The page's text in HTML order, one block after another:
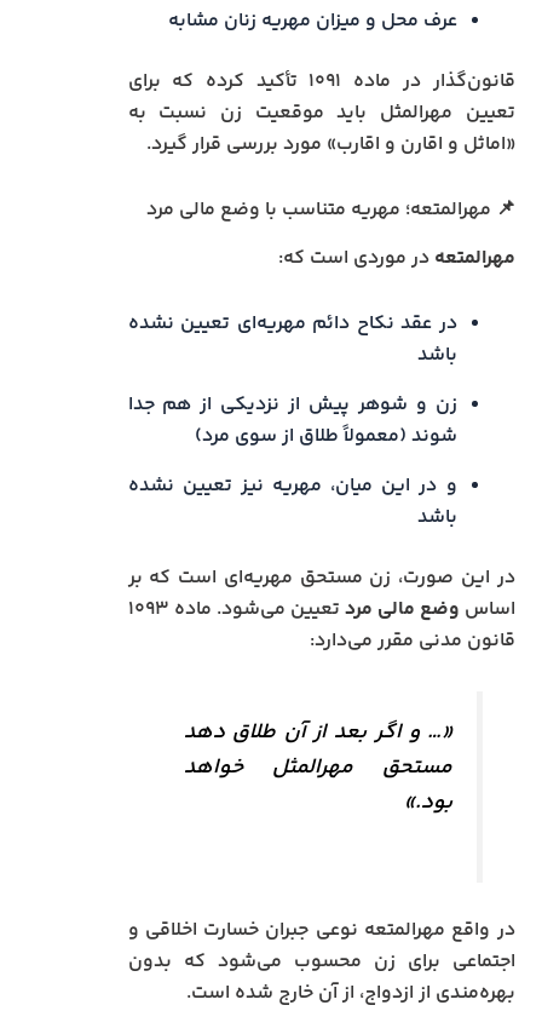
عرف محل و میزان مهریه زنان مشابه
قانون‌گذار در ماده ۱۰۹۱ تأکید کرده که برای
تعیین مهرالمثل باید موقعیت زن نسبت به
«اماثل و اقارن و اقارب» مورد بررسی قرار گیرد.
📌 مهرالمتعه؛ مهریه متناسب با وضع مالی مرد
مهرالمتعه در موردی است که:
در عقد نکاح دائم مهریه‌ای تعیین نشده
باشد
زن و شوهر پیش از نزدیکی از هم جدا
شوند (معمولاً طلاق از سوی مرد)
و در این میان، مهریه نیز تعیین نشده
باشد
در این صورت، زن مستحق مهریه‌ای است که بر
اساس وضع مالی مرد
تعیین می‌شود. ماده ۱۰۹۳
قانون مدنی مقرر می‌دارد:
«… و اگر بعد از آن طلاق دهد
مستحق مهرالمثل خواهد
بود.»
در واقع مهرالمتعه نوعی جبران خسارت اخلاقی و
اجتماعی برای زن محسوب می‌شود که بدون
بهره‌مندی از ازدواج، از آن خارج شده است.